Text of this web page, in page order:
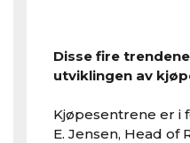
Disse fire
utviklingen av
Kjøpesentrene er i
E. Jensen, Head of